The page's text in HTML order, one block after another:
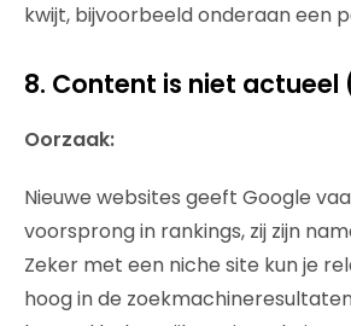
kwijt, bijvoorbeeld onderaan een
8. Content is niet actueel
Oorzaak:
Nieuwe websites geeft Google
voorsprong in rankings, zij zijn
Zeker met een niche site kun je
hoog in de